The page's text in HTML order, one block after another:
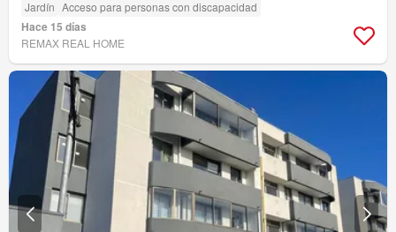
Jardín Acceso para personas con discapacidad
Hace 15 días
REMAX REAL HOME